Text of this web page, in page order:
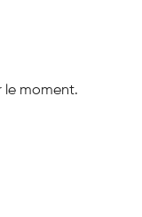
le moment.